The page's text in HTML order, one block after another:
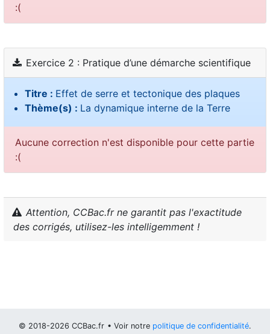
:(
Exercice 2 : Pratique d’une démarche scientifique
Titre : Effet de serre et tectonique des plaques
Thème(s) : La dynamique interne de la Terre
Aucune correction n'est disponible pour cette partie
:(
Attention, CCBac.fr ne garantit pas l'exactitude
des corrigés, utilisez-les intelligemment !
© 2018-2026 CCBac.fr • Voir notre politique de confidentialité.